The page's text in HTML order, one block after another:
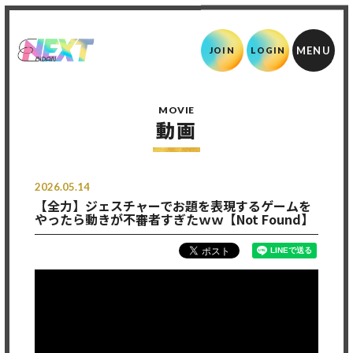
JOIN LOGIN
MOVIE
動画
2026.05.14
【全力】ジェスチャーでお題を表現するゲームを
やったら動きが不審者すぎたｗｗ【Not Found】